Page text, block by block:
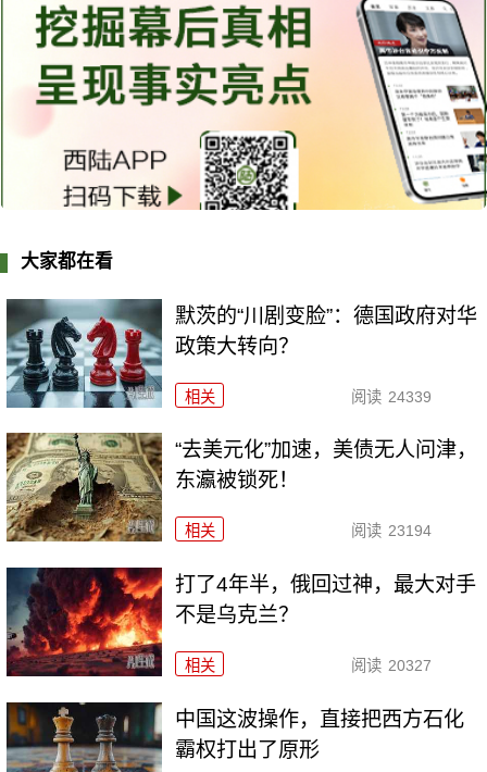
大家都在看
默茨的“川剧变脸”：德国政府对华
政策大转向？
相关 阅读 24339
“去美元化”加速，美债无人问津，
东瀛被锁死！
相关 阅读 23194
打了4年半，俄回过神，最大对手
不是乌克兰？
相关 阅读 20327
中国这波操作，直接把西方石化
霸权打出了原形